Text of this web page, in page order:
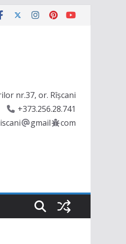
nr.37, or. Rîşcani
+373.256.28.741
gmail com